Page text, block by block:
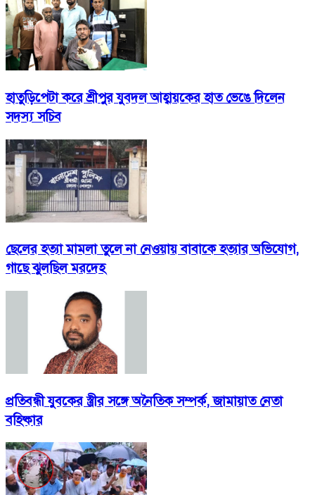
হাতুড়িপেটা করে শ্রীপুর যুবদল আহ্বায়কের হাত ভেঙে দিলেন
সদস্য সচিব
ছেলের হত্যা মামলা তুলে না নেওয়ায় বাবাকে হত্যার অভিযোগ,
গাছে ঝুলছিল মরদেহ
প্রতিবন্ধী যুবকের স্ত্রীর সঙ্গে অনৈতিক সম্পর্ক, জামায়াত নেতা
বহিষ্কার